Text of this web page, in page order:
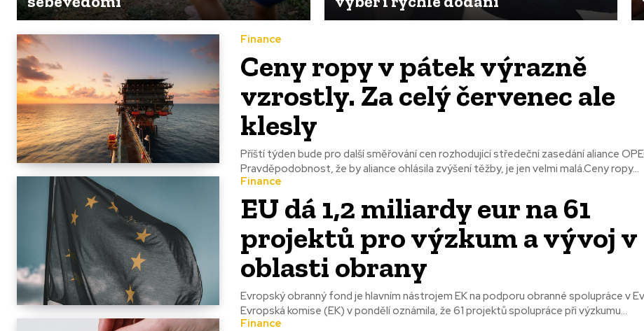
Finance
Ceny ropy v pátek výrazně
vzrostly. Za celý červenec ale
klesly
Příští týden bude pro další směřování cen rozhodující středeční zasedání aliance
Pravděpodobnost, že by aliance ohlásila zvýšení těžby, je jen velmi malá.Ceny ropy...
Finance
EU dá 1,2 miliardy eur na 61
projektů pro výzkum a vývoj v
oblasti obrany
Evropský obranný fond je hlavním nástrojem EK na podporu obranné spolupráce v
Evropská komise (EK) v pondělí oznámila, že 61 projektů spolupráce při výzkumu...
Finance